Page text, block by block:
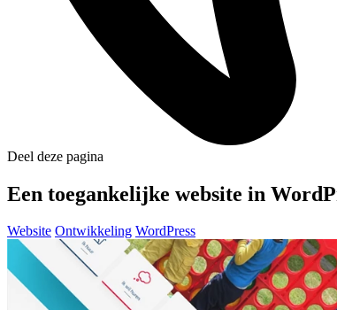
Deel deze pagina
Een toegankelijke website in
Website Ontwikkeling WordPress